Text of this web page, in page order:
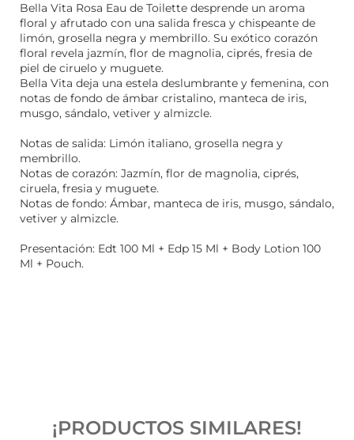
Bella Vita Rosa Eau de Toilette desprende un aroma
floral y afrutado con una salida fresca y chispeante de
limón, grosella negra y membrillo. Su exótico corazón
floral revela jazmín, flor de magnolia, ciprés, fresia de
piel de ciruelo y muguete.
Bella Vita deja una estela deslumbrante y femenina, con
notas de fondo de ámbar cristalino, manteca de iris,
musgo, sándalo, vetiver y almizcle.
Notas de salida: Limón italiano, grosella negra y
membrillo.
Notas de corazón: Jazmín, flor de magnolia, ciprés,
ciruela, fresia y muguete.
Notas de fondo: Ámbar, manteca de iris, musgo, sándalo,
vetiver y almizcle.
Presentación: Edt 100 Ml + Edp 15 Ml + Body Lotion 100
Ml + Pouch.
¡PRODUCTOS SIMILARES!